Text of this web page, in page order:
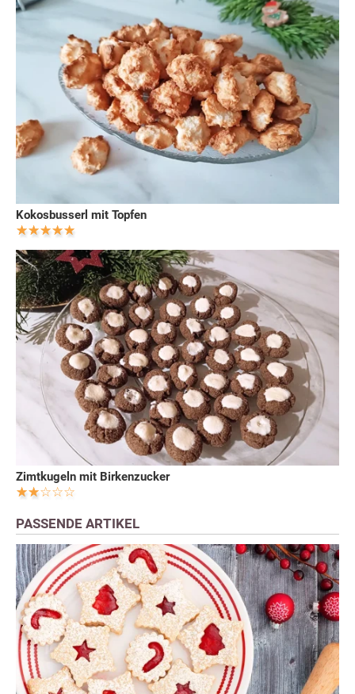
Kokosbusserl mit Topfen
Zimtkugeln mit Birkenzucker
PASSENDE ARTIKEL